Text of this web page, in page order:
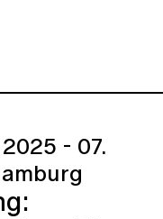
- 07.